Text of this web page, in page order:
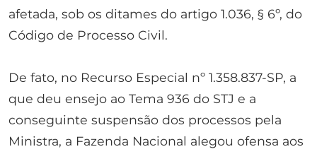
afetada, sob os ditames do artigo 1.036, § 6º, do
Código de Processo Civil.
De fato, no Recurso Especial nº 1.358.837-SP, a
que deu ensejo ao Tema 936 do STJ e a
conseguinte suspensão dos processos pela
Ministra, a Fazenda Nacional alegou ofensa aos